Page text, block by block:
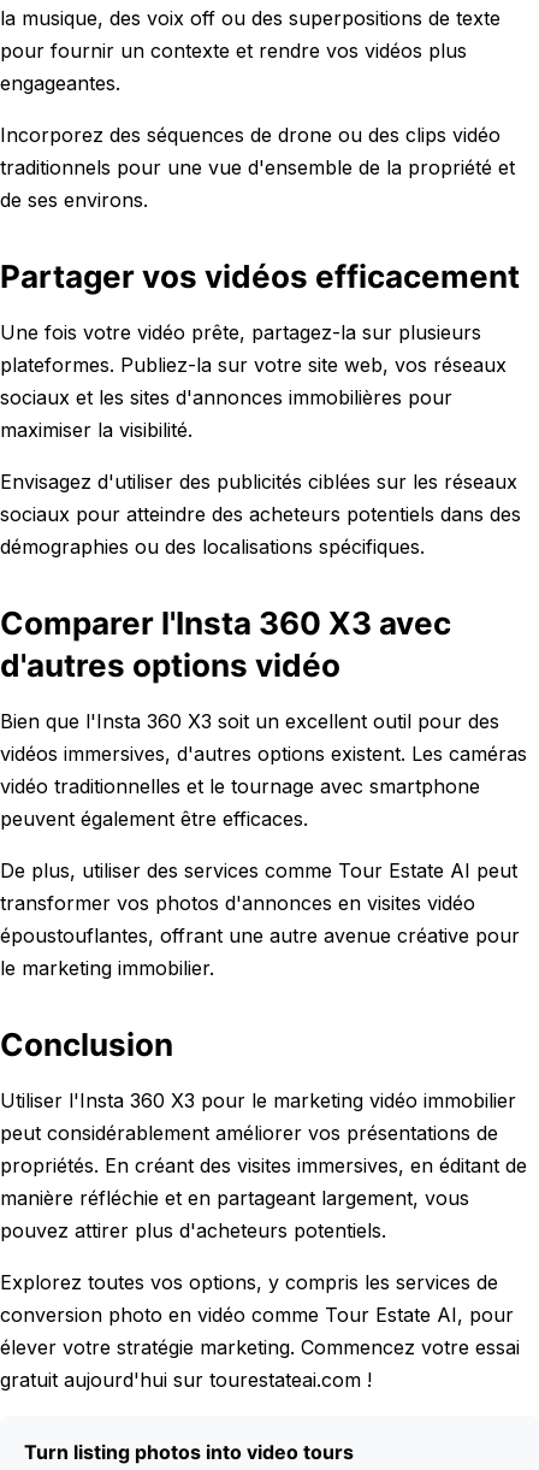
la musique, des voix off ou des superpositions de texte
pour fournir un contexte et rendre vos vidéos plus
engageantes.
Incorporez des séquences de drone ou des clips vidéo
traditionnels pour une vue d'ensemble de la propriété et
de ses environs.
Partager vos vidéos efficacement
Une fois votre vidéo prête, partagez-la sur plusieurs
plateformes. Publiez-la sur votre site web, vos réseaux
sociaux et les sites d'annonces immobilières pour
maximiser la visibilité.
Envisagez d'utiliser des publicités ciblées sur les réseaux
sociaux pour atteindre des acheteurs potentiels dans des
démographies ou des localisations spécifiques.
Comparer l'Insta 360 X3 avec
d'autres options vidéo
Bien que l'Insta 360 X3 soit un excellent outil pour des
vidéos immersives, d'autres options existent. Les caméras
vidéo traditionnelles et le tournage avec smartphone
peuvent également être efficaces.
De plus, utiliser des services comme Tour Estate AI peut
transformer vos photos d'annonces en visites vidéo
époustouflantes, offrant une autre avenue créative pour
le marketing immobilier.
Conclusion
Utiliser l'Insta 360 X3 pour le marketing vidéo immobilier
peut considérablement améliorer vos présentations de
propriétés. En créant des visites immersives, en éditant de
manière réfléchie et en partageant largement, vous
pouvez attirer plus d'acheteurs potentiels.
Explorez toutes vos options, y compris les services de
conversion photo en vidéo comme Tour Estate AI, pour
élever votre stratégie marketing. Commencez votre essai
gratuit aujourd'hui sur tourestateai.com !
Turn listing photos into video tours